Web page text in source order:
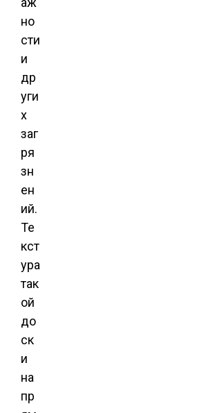
но
сти
и
др
уги
х
заг
ря
зн
ен
ий.
Те
кст
ура
так
ой
до
ск
и
на
пр